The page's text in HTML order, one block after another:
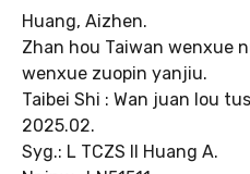
Huang, Aizhen.
Zhan hou Taiwan wenxue
wenxue zuopin yanjiu.
Taibei Shi : Wan juan lou
2025.02.
Syg.: L TCZS II Huang A.